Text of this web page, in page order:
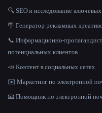
🔍 SEO и исследование
🪧 Генератор рекламных
📞 Информационно-
потенциальных клиентов
📣 Контент в социальных сетях
✉️ Маркетинг по электронной
📧 Помощник по электронной